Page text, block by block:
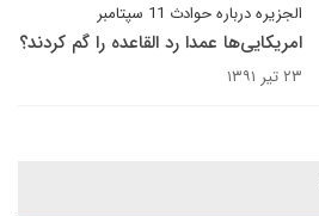
الجزیره درباره حوادث 11 سپتامبر
امریکایی‌ها عمدا رد القاعده را گم کردند؟
۲۳ تیر ۱۳۹۱